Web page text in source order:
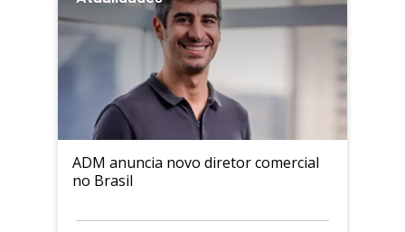
ADM anuncia novo diretor comercial
no Brasil